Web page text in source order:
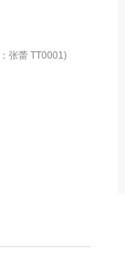
：张蕾 TT0001)